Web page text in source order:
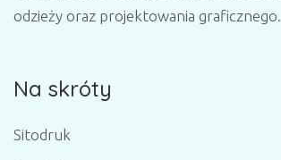
odzieży oraz projektowania graficznego.
Na skróty
Sitodruk